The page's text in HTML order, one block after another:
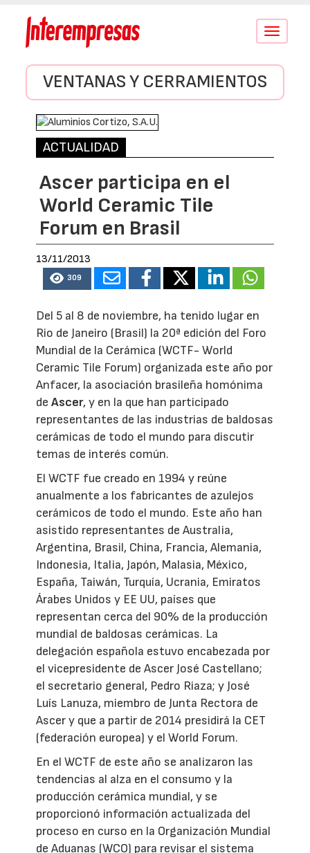
Conmutar
VENTANAS Y CERRAMIENTOS
ACTUALIDAD
Ascer participa en el
World Ceramic Tile
Forum en Brasil
13/11/2013
309
Del 5 al 8 de noviembre, ha tenido lugar en
Rio de Janeiro (Brasil) la 20ª edición del Foro
Mundial de la Cerámica (WCTF- World
Ceramic Tile Forum) organizada este año por
Anfacer, la asociación brasileña homónima
deAscer, y en la que han participado
representantes de las industrias de baldosas
cerámicas de todo el mundo para discutir
temas de interés común.
El WCTF fue creado en 1994 y reúne
anualmente a los fabricantes de azulejos
cerámicos de todo el mundo. Este año han
asistido representantes de Australia,
Argentina, Brasil, China, Francia, Alemania,
Indonesia, Italia, Japón, Malasia, México,
España, Taiwán, Turquía, Ucrania, Emiratos
Árabes Unidos y EE UU, países que
representan cerca del 90% de la producción
mundial de baldosas cerámicas. La
delegación española estuvo encabezada por
el vicepresidente de Ascer José Castellano;
el secretario general, Pedro Riaza; y José
Luís Lanuza, miembro de Junta Rectora de
Ascer y que a partir de 2014 presidirá la CET
(federación europea) y el World Forum.
En el WCTF de este año se analizaron las
tendencias al alza en el consumo y la
producción cerámica mundial, y se
proporcionó información actualizada del
proceso en curso en la Organización Mundial
de Aduanas (WCO) para revisar el sistema